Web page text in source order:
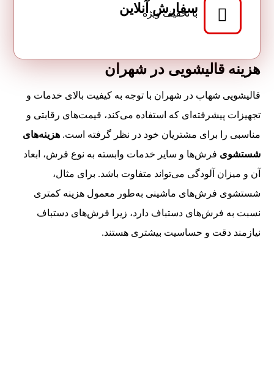
سفارش آنلاین
با تخفیف ویژه
هزینه قالیشویی در شهران
قالیشویی شهاب در شهران با توجه به کیفیت بالای خدمات و
تجهیزات پیشرفته‌ای که استفاده می‌کند، قیمت‌های رقابتی و
مناسبی را برای مشتریان خود در نظر گرفته است.هزینه‌های
شستشوی فرش‌ها و سایر خدمات وابسته به نوع فرش، ابعاد
آن و میزان آلودگی می‌تواند متفاوت باشد. برای مثال،
شستشوی فرش‌های ماشینی به‌طور معمول هزینه کمتری
نسبت به فرش‌های دستباف دارد، زیرا فرش‌های دستباف
نیازمند دقت و حساسیت بیشتری هستند.